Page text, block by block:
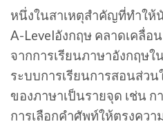
หนึ่งในสาเหตุสำคัญที่ทำให้
A-Levelอังกฤษ คลาดเคลื่อ
จากการเรียนภาษาอังกฤษ
ระบบการเรียนการสอนส่ว
ของภาษาเป็นรายจุด เช่น
การเลือกคำศัพท์ให้ตรงคว